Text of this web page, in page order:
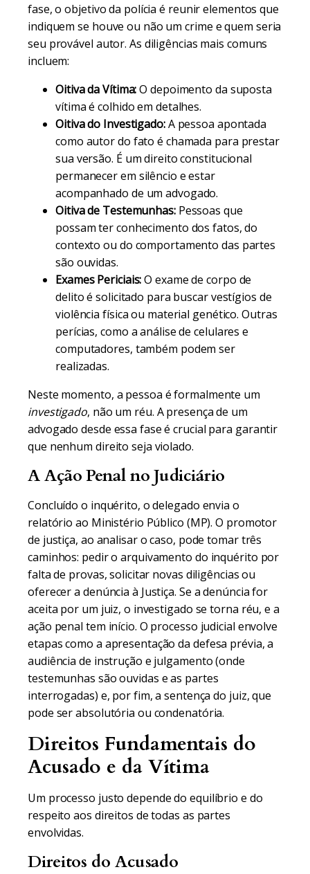
fase, o objetivo da polícia é reunir elementos que
indiquem se houve ou não um crime e quem seria
seu provável autor. As diligências mais comuns
incluem:
Oitiva da Vítima:O depoimento da suposta
vítima é colhido em detalhes.
Oitiva do Investigado:A pessoa apontada
como autor do fato é chamada para prestar
sua versão. É um direito constitucional
permanecer em silêncio e estar
acompanhado de um advogado.
Oitiva de Testemunhas:Pessoas que
possam ter conhecimento dos fatos, do
contexto ou do comportamento das partes
são ouvidas.
Exames Periciais:O exame de corpo de
delito é solicitado para buscar vestígios de
violência física ou material genético. Outras
perícias, como a análise de celulares e
computadores, também podem ser
realizadas.
Neste momento, a pessoa é formalmente um
investigado, não um réu. A presença de um
advogado desde essa fase é crucial para garantir
que nenhum direito seja violado.
A Ação Penal no Judiciário
Concluído o inquérito, o delegado envia o
relatório ao Ministério Público (MP). O promotor
de justiça, ao analisar o caso, pode tomar três
caminhos: pedir o arquivamento do inquérito por
falta de provas, solicitar novas diligências ou
oferecer a denúncia à Justiça. Se a denúncia for
aceita por um juiz, o investigado se torna réu, e a
ação penal tem início. O processo judicial envolve
etapas como a apresentação da defesa prévia, a
audiência de instrução e julgamento (onde
testemunhas são ouvidas e as partes
interrogadas) e, por fim, a sentença do juiz, que
pode ser absolutória ou condenatória.
Direitos Fundamentais do
Acusado e da Vítima
Um processo justo depende do equilíbrio e do
respeito aos direitos de todas as partes
envolvidas.
Direitos do Acusado